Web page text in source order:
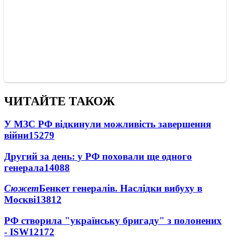
ЧИТАЙТЕ ТАКОЖ
У МЗС РФ відкинули можливість завершення
війни15279
Другий за день: у РФ поховали ще одного
генерала14088
СюжетБенкет генералів. Наслідки вибуху в
Москві13812
РФ створила "українську бригаду" з полонених
- ISW12172